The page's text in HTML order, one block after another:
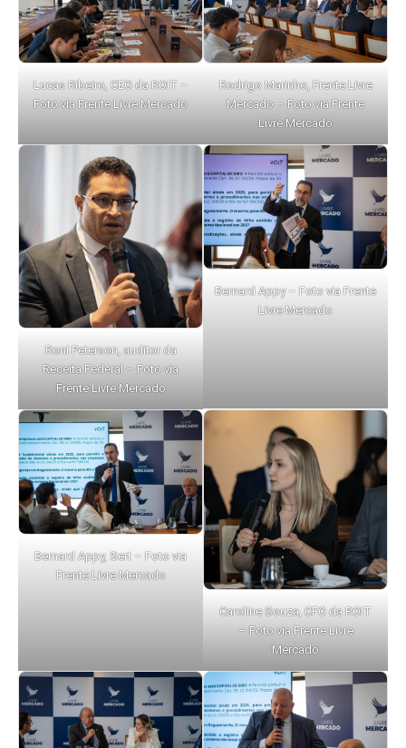
Lucas Ribeiro, CEO da ROIT –
Foto via Frente Livre Mercado
Rodrigo Marinho, Frente Livre
Mercado – Foto via Frente
Livre Mercado
Roni Peterson, auditor da
Receita Federal – Foto via
Frente Livre Mercado
Bernard Appy – Foto via Frente
Livre Mercado
Bernard Appy, Sert – Foto via
Frente Livre Mercado
Caroline Souza, CFO da ROIT
– Foto via Frente Livre
Mercado